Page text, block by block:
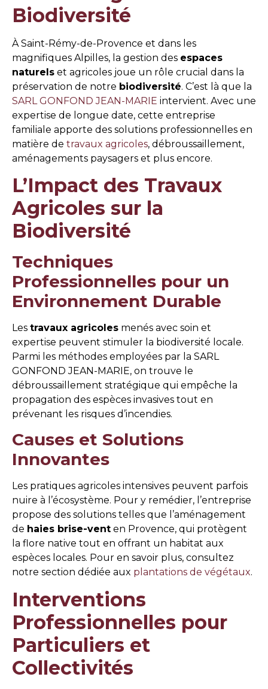
Biodiversité
À Saint-Rémy-de-Provence et dans les
magnifiques Alpilles, la gestion des espaces
naturels et agricoles joue un rôle crucial dans la
préservation de notre biodiversité. C’est là que la
SARL GONFOND JEAN-MARIE intervient. Avec une
expertise de longue date, cette entreprise
familiale apporte des solutions professionnelles en
matière de travaux agricoles, débroussaillement,
aménagements paysagers et plus encore.
L’Impact des Travaux
Agricoles sur la
Biodiversité
Techniques
Professionnelles pour un
Environnement Durable
Les travaux agricoles menés avec soin et
expertise peuvent stimuler la biodiversité locale.
Parmi les méthodes employées par la SARL
GONFOND JEAN-MARIE, on trouve le
débroussaillement stratégique qui empêche la
propagation des espèces invasives tout en
prévenant les risques d’incendies.
Causes et Solutions
Innovantes
Les pratiques agricoles intensives peuvent parfois
nuire à l’écosystème. Pour y remédier, l’entreprise
propose des solutions telles que l’aménagement
de haies brise-vent en Provence, qui protègent
la flore native tout en offrant un habitat aux
espèces locales. Pour en savoir plus, consultez
notre section dédiée aux plantations de végétaux.
Interventions
Professionnelles pour
Particuliers et
Collectivités